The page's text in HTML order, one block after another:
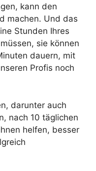
kann den
machen. Und das
Stunden Ihres
sie können
dauern, mit
Profis noch
darunter auch
nach 10 täglichen
helfen, besser